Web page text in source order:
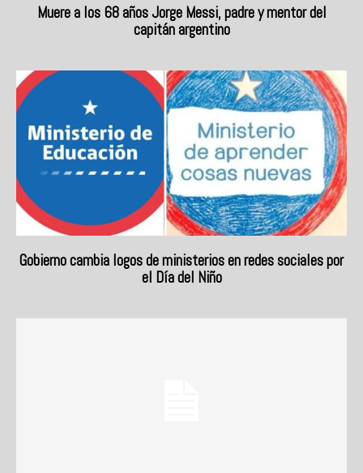
Muere a los 68 años Jorge Messi, padre y mentor del
capitán argentino
Gobierno cambia logos de ministerios en redes sociales por
el Día del Niño